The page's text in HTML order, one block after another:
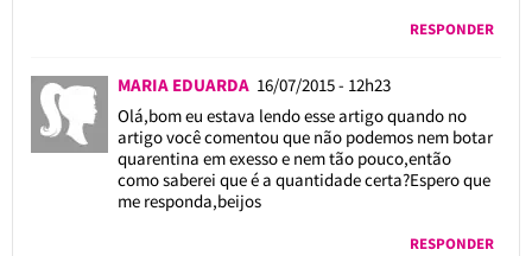
RESPONDER
MARIA EDUARDA 16/07/2015 - 12h23
Olá,bom eu estava lendo esse artigo quando no
artigo você comentou que não podemos nem botar
quarentina em exesso e nem tão pouco,então
como saberei que é a quantidade certa?Espero que
me responda,beijos
RESPONDER